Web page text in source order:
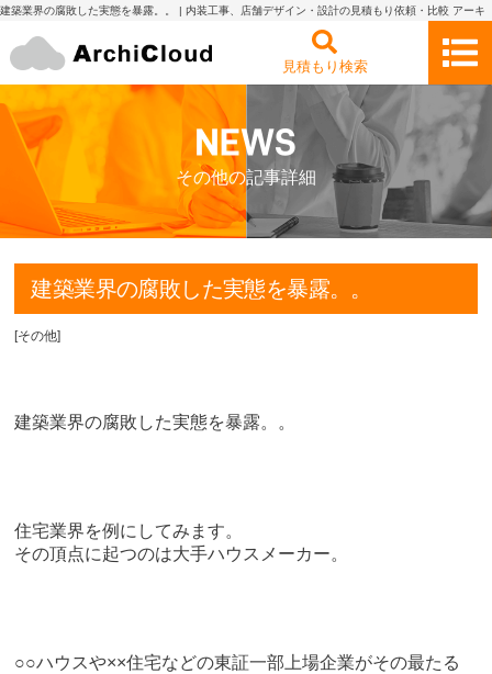
建築業界の腐敗した実態を暴露。。 | 内装工事、店舗デザイン・設計の見積もり依頼・比較 アーキ
見積もり検索
その他の記事詳細
建築業界の腐敗した実態を暴露。。
[その他]
建築業界の腐敗した実態を暴露。。
住宅業界を例にしてみます。
その頂点に起つのは大手ハウスメーカー。
○○ハウスや××住宅などの東証一部上場企業がその最たる